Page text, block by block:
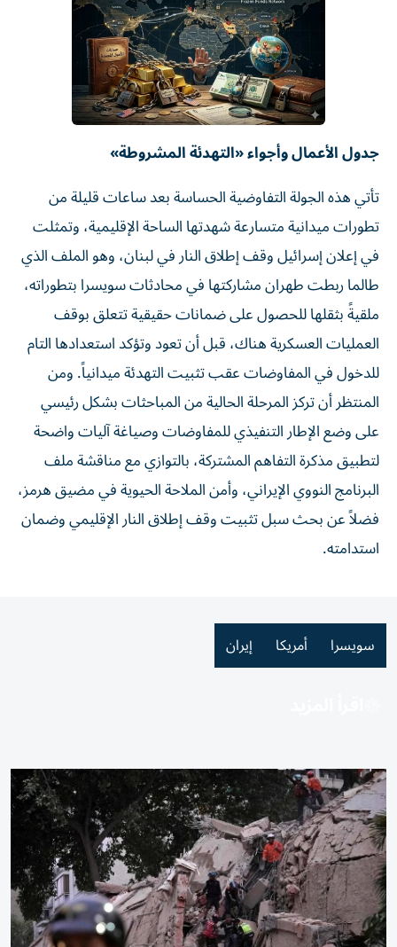
جدول الأعمال وأجواء «التهدئة المشروطة»
تأتي هذه الجولة التفاوضية الحساسة بعد ساعات قليلة من
تطورات ميدانية متسارعة شهدتها الساحة الإقليمية، وتمثلت
في إعلان إسرائيل وقف إطلاق النار في لبنان، وهو الملف الذي
طالما ربطت طهران مشاركتها في محادثات سويسرا بتطوراته،
ملقيةً بثقلها للحصول على ضمانات حقيقية تتعلق بوقف
العمليات العسكرية هناك، قبل أن تعود وتؤكد استعدادها التام
للدخول في المفاوضات عقب تثبيت التهدئة ميدانياً. ومن
المنتظر أن تركز المرحلة الحالية من المباحثات بشكل رئيسي
على وضع الإطار التنفيذي للمفاوضات وصياغة آليات واضحة
لتطبيق مذكرة التفاهم المشتركة، بالتوازي مع مناقشة ملف
البرنامج النووي الإيراني، وأمن الملاحة الحيوية في مضيق هرمز،
فضلاً عن بحث سبل تثبيت وقف إطلاق النار الإقليمي وضمان
استدامته.
سويسرا أمريكا إيران